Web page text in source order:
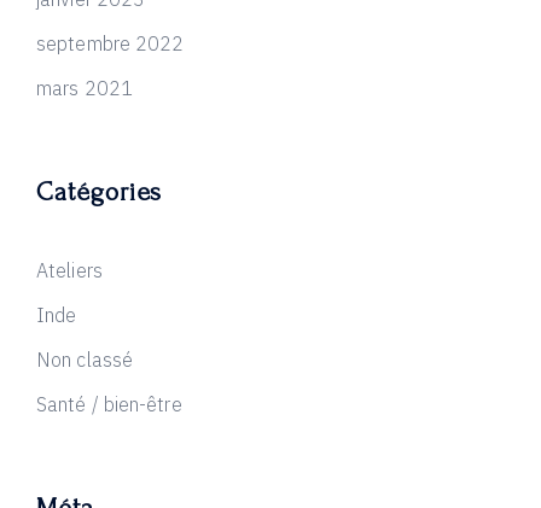
septembre 2022
mars 2021
Catégories
Ateliers
Inde
Non classé
Santé / bien-être